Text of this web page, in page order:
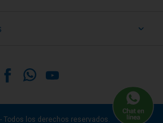
Todos los derechos reservados.